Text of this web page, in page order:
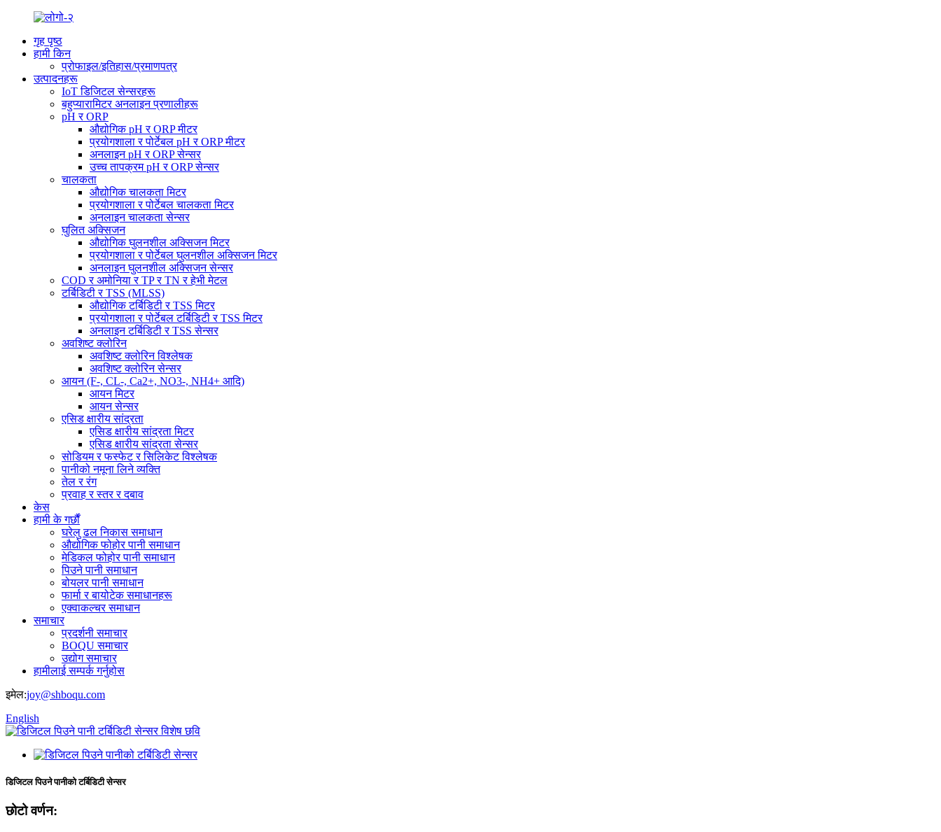
गृह पृष्ठ
हामी किन
प्रोफाइल/इतिहास/प्रमाणपत्र
उत्पादनहरू
IoT डिजिटल सेन्सरहरू
बहुप्यारामिटर अनलाइन प्रणालीहरू
pH र ORP
औद्योगिक pH र ORP मीटर
प्रयोगशाला र पोर्टेबल pH र ORP मीटर
अनलाइन pH र ORP सेन्सर
उच्च तापक्रम pH र ORP सेन्सर
चालकता
औद्योगिक चालकता मिटर
प्रयोगशाला र पोर्टेबल चालकता मिटर
अनलाइन चालकता सेन्सर
घुलित अक्सिजन
औद्योगिक घुलनशील अक्सिजन मिटर
प्रयोगशाला र पोर्टेबल घुलनशील अक्सिजन मिटर
अनलाइन घुलनशील अक्सिजन सेन्सर
COD र अमोनिया र TP र TN र हेभी मेटल
टर्बिडिटी र TSS (MLSS)
औद्योगिक टर्बिडिटी र TSS मिटर
प्रयोगशाला र पोर्टेबल टर्बिडिटी र TSS मिटर
अनलाइन टर्बिडिटी र TSS सेन्सर
अवशिष्ट क्लोरिन
अवशिष्ट क्लोरिन विश्लेषक
अवशिष्ट क्लोरिन सेन्सर
आयन (F-, CL-, Ca2+, NO3-, NH4+ आदि)
आयन मिटर
आयन सेन्सर
एसिड क्षारीय सांद्रता
एसिड क्षारीय सांद्रता मिटर
एसिड क्षारीय सांद्रता सेन्सर
सोडियम र फस्फेट र सिलिकेट विश्लेषक
पानीको नमूना लिने व्यक्ति
तेल र रंग
प्रवाह र स्तर र दबाव
केस
हामी के गर्छौं
घरेलु ढल निकास समाधान
औद्योगिक फोहोर पानी समाधान
मेडिकल फोहोर पानी समाधान
पिउने पानी समाधान
बोयलर पानी समाधान
फार्मा र बायोटेक समाधानहरू
एक्वाकल्चर समाधान
समाचार
प्रदर्शनी समाचार
BOQU समाचार
उद्योग समाचार
हामीलाई सम्पर्क गर्नुहोस
इमेल:joy@shboqu.com
English
डिजिटल पिउने पानीको टर्बिडिटी सेन्सर
छोटो वर्णन: